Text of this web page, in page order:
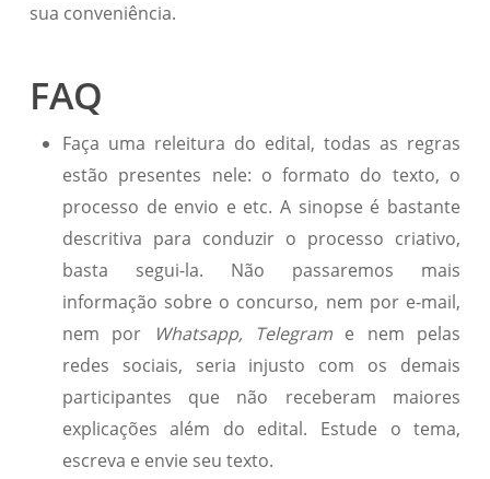
sua conveniência.
FAQ
Faça uma releitura do edital, todas as regras
estão presentes nele: o formato do texto, o
processo de envio e etc. A sinopse é bastante
descritiva para conduzir o processo criativo,
basta segui-la. Não passaremos mais
informação sobre o concurso, nem por e-mail,
nem por
Whatsapp, Telegram e nem pelas
redes sociais, seria injusto com os demais
participantes que não receberam maiores
explicações além do edital. Estude o tema,
escreva e envie seu texto.